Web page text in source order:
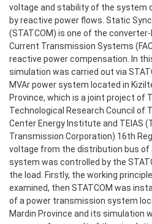
voltage and stability of the system
by reactive power flows. Static
(STATCOM) is one of the
Current Transmission Systems
reactive power compensation. In
simulation was carried out via
MVAr power system located in
Province, which is a joint project of
Technological Research Council of
Center Energy Institute and TEIAS
Transmission Corporation) 16th
voltage from the distribution bus of
system was controlled by the
the load. Firstly, the working
examined, then STATCOM was
of a power transmission system
Mardin Province and its simulation